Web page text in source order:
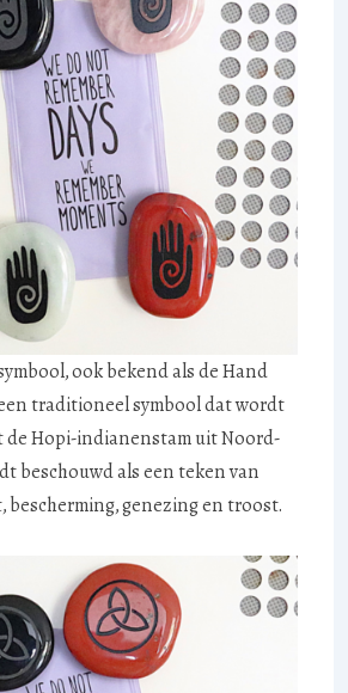
ook bekend als de Hand
traditioneel symbool dat wordt
de Hopi-indianenstam uit Noord-
beschouwd als een teken van
bescherming, genezing en troost.